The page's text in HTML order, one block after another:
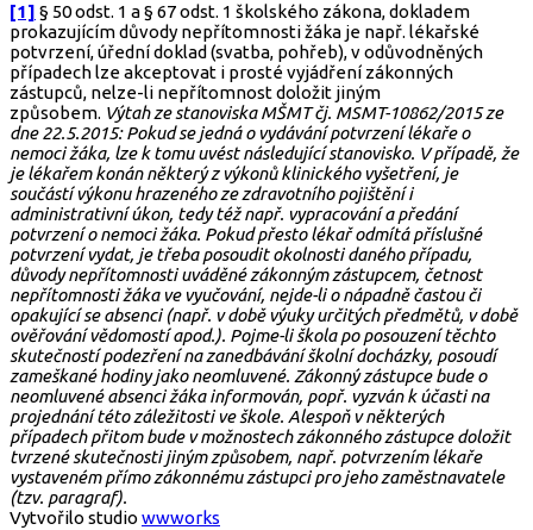
[1] § 50 odst. 1 a § 67 odst. 1 školského zákona, dokladem
prokazujícím důvody nepřítomnosti žáka je např. lékařské
potvrzení, úřední doklad (svatba, pohřeb), v odůvodněných
případech lze akceptovat i prosté vyjádření zákonných
zástupců, nelze-li nepřítomnost doložit jiným
způsobem. Výtah ze stanoviska MŠMTčj. MSMT-10862/2015 ze
dne 22.5.2015: Pokud se jedná o vydávání potvrzení lékaře o
nemoci žáka, lze k tomu uvést následující stanovisko. V případě, že
je lékařem konán některý z výkonů klinického vyšetření, je
součástí výkonu hrazeného ze zdravotního pojištění i
administrativní úkon, tedy též např. vypracování a předání
potvrzení o nemoci žáka. Pokud přesto lékař odmítá příslušné
potvrzení vydat, je třeba posoudit okolnosti daného případu,
důvody nepřítomnosti uváděné zákonným zástupcem, četnost
nepřítomnosti žáka ve vyučování, nejde-li o nápadně častou či
opakující se absenci (např. v době výuky určitých předmětů, v době
ověřování vědomostí apod.). Pojme-li škola po posouzení těchto
skutečností podezření na zanedbávání školní docházky, posoudí
zameškané hodiny jako neomluvené. Zákonný zástupce bude o
neomluvené absenci žáka informován, popř. vyzván k účasti na
projednání této záležitosti ve škole. Alespoň v některých
případech přitom bude v možnostech zákonného zástupce doložit
tvrzené skutečnosti jiným způsobem, např. potvrzením lékaře
vystaveném přímo zákonnému zástupci pro jeho zaměstnavatele
(tzv. paragraf).
Vytvořilo studio wwworks